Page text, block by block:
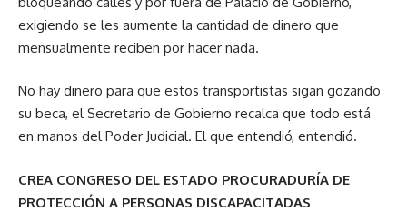
exigiendo se les aumente la cantidad de dinero que
mensualmente reciben por hacer nada.
No hay dinero para que estos transportistas sigan gozando
su beca, el Secretario de Gobierno recalca que todo está
en manos del Poder Judicial. El que entendió, entendió.
CREA CONGRESO DEL ESTADO PROCURADURÍA DE
PROTECCIÓN A PERSONAS DISCAPACITADAS